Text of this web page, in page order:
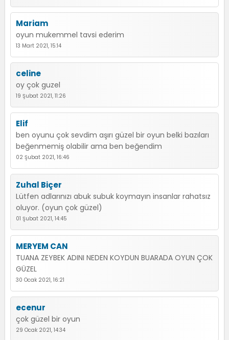
Mariam
oyun mukemmel tavsi ederim
13 Mart 2021, 15:14
celine
oy çok guzel
19 Şubat 2021, 11:26
Elif
ben oyunu çok sevdim aşırı güzel bir oyun belki bazıları
beğenmemiş olabilir ama ben beğendim
02 Şubat 2021, 16:46
Zuhal Biçer
Lütfen adlarınızı abuk subuk koymayın insanlar rahatsız
oluyor. (oyun çok güzel)
01 Şubat 2021, 14:45
MERYEM CAN
TUANA ZEYBEK ADINI NEDEN KOYDUN BUARADA OYUN ÇOK
GÜZEL
30 Ocak 2021, 16:21
ecenur
çok güzel bir oyun
29 Ocak 2021, 14:34